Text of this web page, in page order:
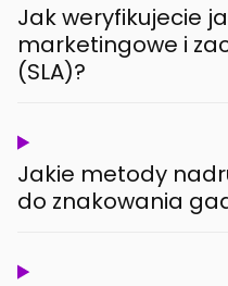
Jak weryfikujecie
marketingowe i
(SLA)?
Jakie metody
do znakowania